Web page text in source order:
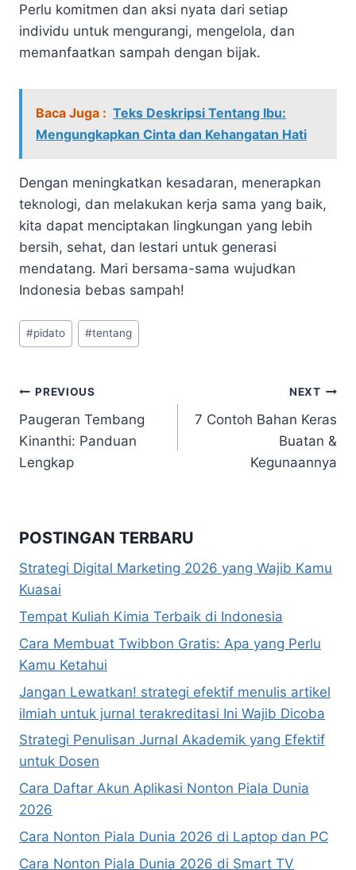
Perlu komitmen dan aksi nyata dari setiap
individu untuk mengurangi, mengelola, dan
memanfaatkan sampah dengan bijak.
Baca Juga : Teks Deskripsi Tentang Ibu:
Mengungkapkan Cinta dan Kehangatan Hati
Dengan meningkatkan kesadaran, menerapkan
teknologi, dan melakukan kerja sama yang baik,
kita dapat menciptakan lingkungan yang lebih
bersih, sehat, dan lestari untuk generasi
mendatang. Mari bersama-sama wujudkan
Indonesia bebas sampah!
Post
Tags:
#pidato #tentang
Navigasi
pos
PREVIOUS
Paugeran Tembang
Kinanthi: Panduan
Lengkap
NEXT
7 Contoh Bahan Keras
Buatan &
Kegunaannya
POSTINGAN TERBARU
Strategi Digital Marketing 2026 yang Wajib Kamu
Kuasai
Tempat Kuliah Kimia Terbaik di Indonesia
Cara Membuat Twibbon Gratis: Apa yang Perlu
Kamu Ketahui
Jangan Lewatkan! strategi efektif menulis artikel
ilmiah untuk jurnal terakreditasi Ini Wajib Dicoba
Strategi Penulisan Jurnal Akademik yang Efektif
untuk Dosen
Cara Daftar Akun Aplikasi Nonton Piala Dunia
2026
Cara Nonton Piala Dunia 2026 di Laptop dan PC
Cara Nonton Piala Dunia 2026 di Smart TV